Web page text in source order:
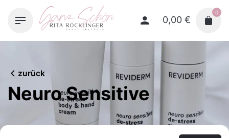
0,00 €
0
zurück
Neuro Sensitive